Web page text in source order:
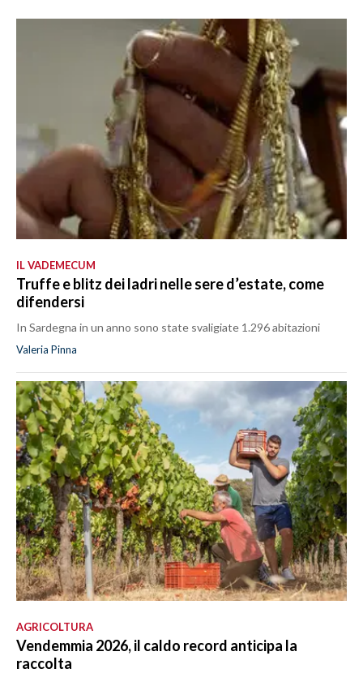
IL VADEMECUM
Truffe e blitz dei ladri nelle sere d’estate, come
difendersi
In Sardegna in un anno sono state svaligiate 1.296 abitazioni
Valeria Pinna
AGRICOLTURA
Vendemmia 2026, il caldo record anticipa la
raccolta